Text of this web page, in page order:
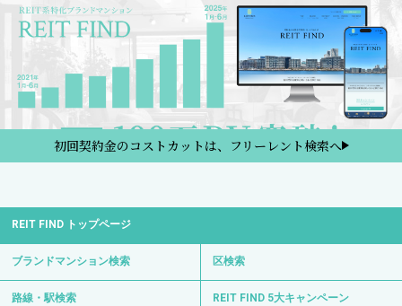
初回契約金のコストカットは、フリーレント検索へ
REIT FIND トップページ
ブランドマンション検索 区検索
路線・駅検索 REIT FIND 5大キャンペーン